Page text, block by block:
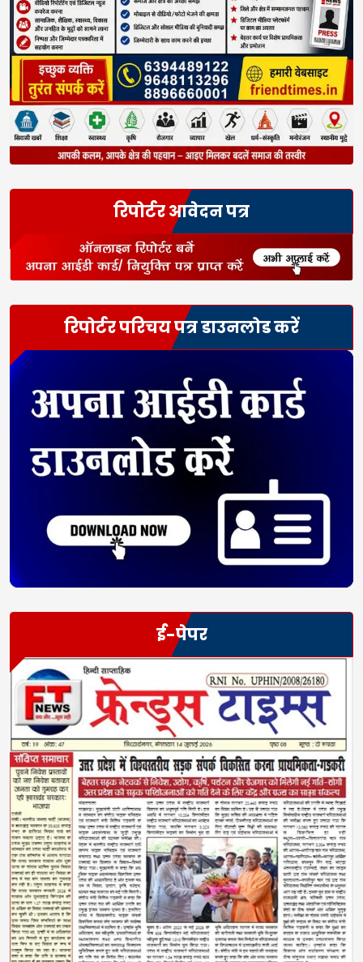
रिपोर्टर आवेदन पत्र
रिपोर्टर परिचय पत्र डाउनलोड करें
ई-पेपर